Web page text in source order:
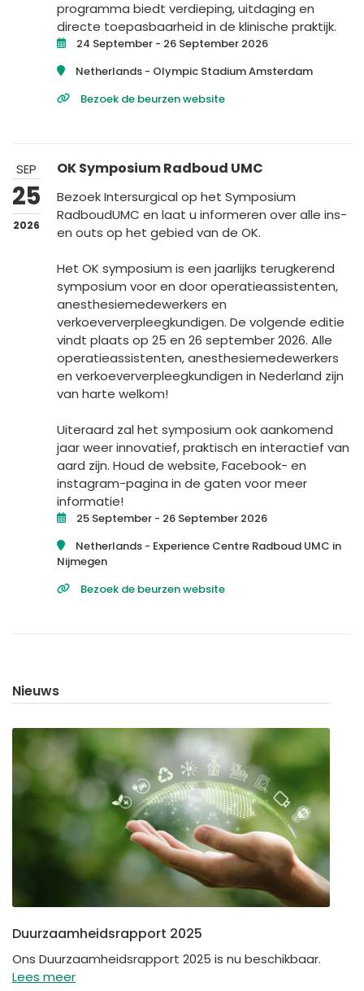
programma biedt verdieping, uitdaging en
directe toepasbaarheid in de klinische praktijk.
24 September - 26 September 2026
Netherlands - Olympic Stadium Amsterdam
Bezoek de beurzen website
SEP
25
2026
OK Symposium Radboud UMC
Bezoek Intersurgical op het Symposium
RadboudUMC en laat u informeren over alle ins-
en outs op het gebied van de OK.
Het OK symposium is een jaarlijks terugkerend
symposium voor en door operatieassistenten,
anesthesiemedewerkers en
verkoeververpleegkundigen. De volgende editie
vindt plaats op 25 en 26 september 2026. Alle
operatieassistenten, anesthesiemedewerkers
en verkoeververpleegkundigen in Nederland zijn
van harte welkom!
Uiteraard zal het symposium ook aankomend
jaar weer innovatief, praktisch en interactief van
aard zijn. Houd de website, Facebook- en
instagram-pagina in de gaten voor meer
informatie!
25 September - 26 September 2026
Netherlands - Experience Centre Radboud UMC in
Nijmegen
Bezoek de beurzen website
Nieuws
Duurzaamheidsrapport 2025
Ons Duurzaamheidsrapport 2025 is nu beschikbaar.
Lees meer